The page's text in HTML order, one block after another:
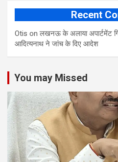
Recent
Otis onलखनऊ के अलाया अपार्टमेंट
आद‍ित्‍यनाथ ने जांच के द‍िए आदेश
You may Missed